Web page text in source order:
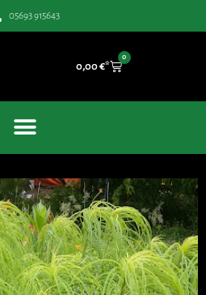
05693 915643
0,00€
0